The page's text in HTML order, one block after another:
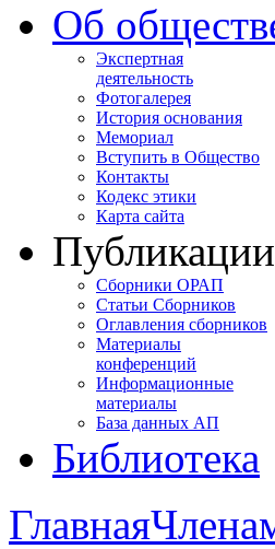
Об
Экспертная
деятельность
Фотогалерея
История основания
Мемориал
Вступить в Общество
Контакты
Кодекс этики
Карта сайта
Публикации
Сборники ОРАП
Статьи Сборников
Оглавления сборников
Материалы
конференций
Информационные
материалы
База данных АП
Библиотека
Главная